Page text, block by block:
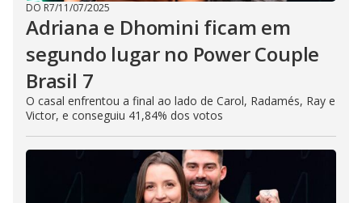
DO R7/11/07/2025
Adriana e Dhomini ficam em
segundo lugar no Power Couple
Brasil 7
O casal enfrentou a final ao lado de Carol, Radamés, Ray e
Victor, e conseguiu 41,84% dos votos